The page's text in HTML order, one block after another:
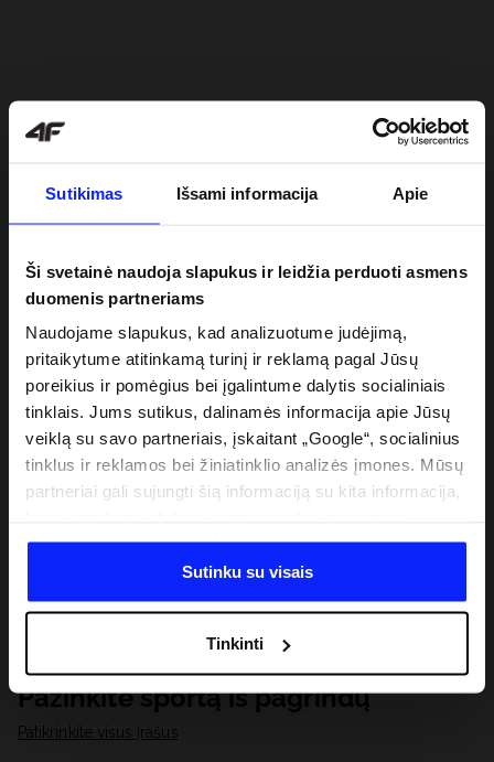
Sutikimas Išsami informacija Apie
Ši svetainė naudoja slapukus ir leidžia perduoti asmens
duomenis partneriams
Naudojame slapukus, kad analizuotume judėjimą,
pritaikytume atitinkamą turinį ir reklamą pagal Jūsų
poreikius ir pomėgius bei įgalintume dalytis socialiniais
tinklais. Jums sutikus, dalinamės informacija apie Jūsų
veiklą su savo partneriais, įskaitant „Google“, socialinius
tinklus ir reklamos bei žiniatinklio analizės įmones. Mūsų
partneriai gali sujungti šią informaciją su kita informacija,
duomenimis, kuriuos jie gauna, kai naudojatės jų
paslaugomis. Gavus Jūsų leidimą, mes galime perduoti
Jūsų asmeninę informaciją savo partneriams, siekdami
analitinius tyrimus, pritaikyti turinį ir tobulinti mūsų
partnerių siūlomus sprendimus (pvz., socialinius tinklus).
Išsamią informaciją rasite mūsų Privatumo politikoje ir
skiltyje „Išsami informacija“.
Sutinku su visais
Tinkinti
Pažinkite sportą iš pagrindų
Patikrinkite visus įrašus